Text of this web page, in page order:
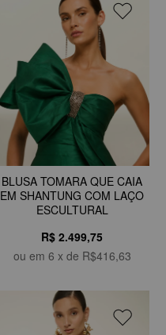
BLUSA TOMARA QUE CAIA
EM SHANTUNG COM LAÇO
ESCULTURAL
R$ 2.499,75
ou em 6 x de R$416,63